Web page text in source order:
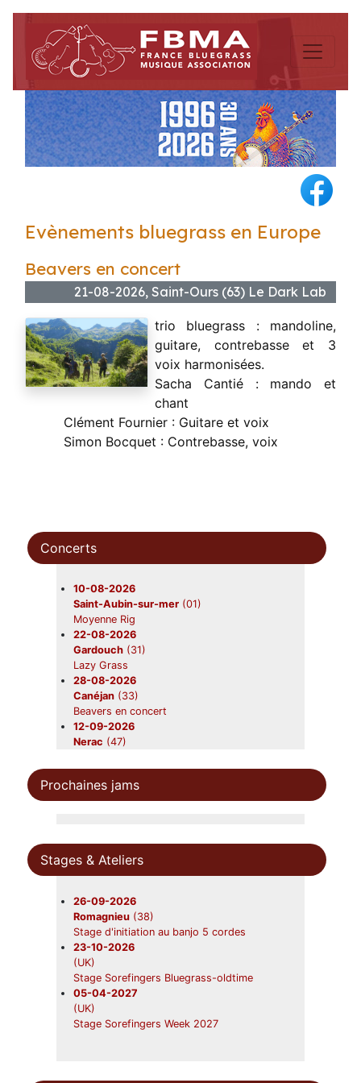
Evènements bluegrass en Europe
Beavers en concert
21-08-2026, Saint-Ours (63) Le Dark Lab
trio bluegrass : mandoline,
guitare, contrebasse et 3
voix harmonisées.
Sacha Cantié : mando et
chant
Clément Fournier : Guitare et voix
Simon Bocquet : Contrebasse, voix
Concerts
10-08-2026
Saint-Aubin-sur-mer (01)
Moyenne Rig
22-08-2026
Gardouch (31)
Lazy Grass
28-08-2026
Canéjan (33)
Beavers en concert
12-09-2026
Nerac (47)
19-09-2026
Foix(09)
Beavers en concert
28-11-2026
Saint-Symphorien(33)
Beavers en concert
Prochaines jams
Stages & Ateliers
26-09-2026
Romagnieu (38)
Stage d'initiation au banjo 5 cordes
23-10-2026
(UK)
Stage Sorefingers Bluegrass-oldtime
05-04-2027
(UK)
Stage Sorefingers Week 2027